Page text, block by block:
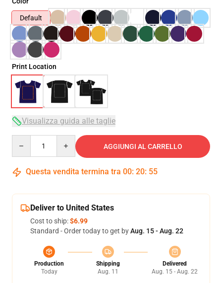
Default
Print Location
Visualizza guida alle taglie
AGGIUNGI AL CARRELLO
Questa vendita termina tra 00: 20: 54
Deliver to United States
Cost to ship:$6.99
Standard - Order today to get byAug. 15 - Aug. 22
Production
Today
Shipping
Aug. 11
Delivered
Aug. 15 - Aug. 22